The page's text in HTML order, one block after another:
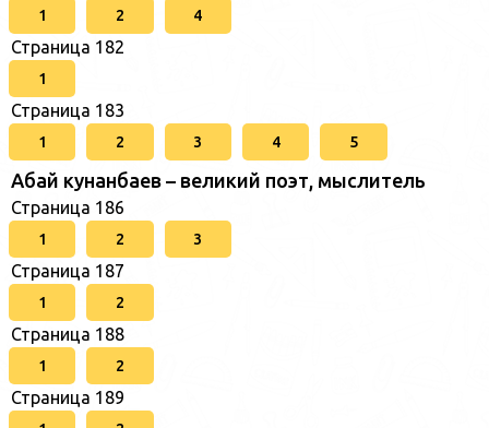
1 2 4
Страница 182
1
Страница 183
1 2 3 4 5
Абай кунанбаев – великий поэт, мыслитель
Страница 186
1 2 3
Страница 187
1 2
Страница 188
1 2
Страница 189